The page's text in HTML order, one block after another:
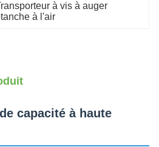
à vis à auger
à l'air
capacité à haute